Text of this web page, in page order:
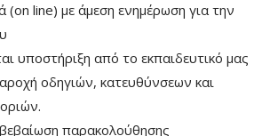
(on line) με άμεση ενημέρωση για την
υποστήριξη από το εκπαιδευτικό μας
οδηγιών, κατευθύνσεων και
παρακολούθησης